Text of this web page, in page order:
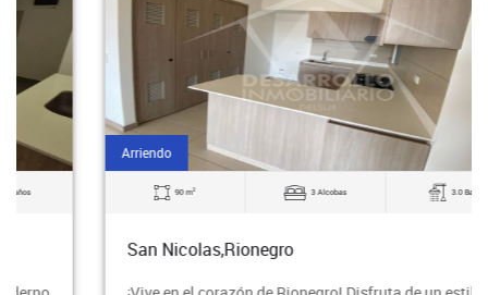
Arriendo
San Nicolas,Rionegro